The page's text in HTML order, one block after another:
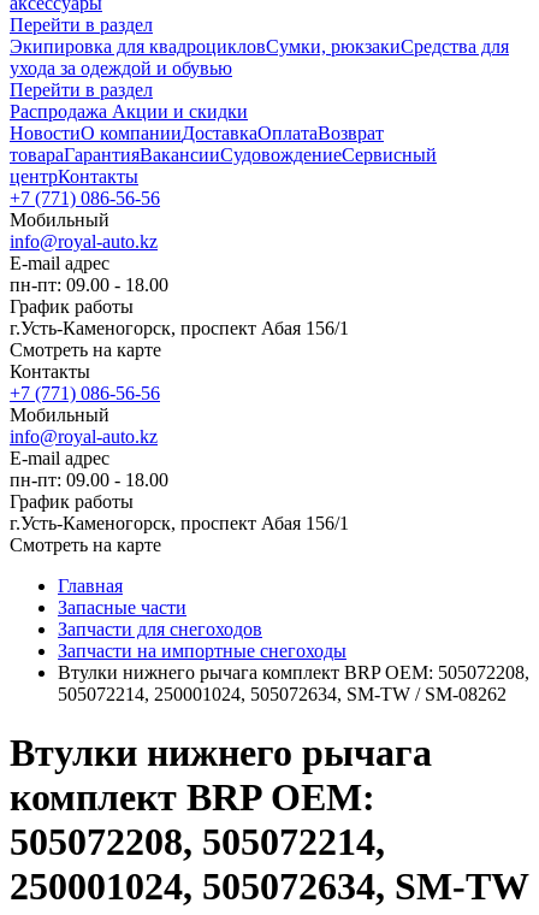
Перейти в раздел
Экипировка для квадроцикловСумки, рюкзакиСредства для
ухода за одеждой и обувью
Перейти в раздел
Распродажа Акции и скидки
НовостиО компанииДоставкаОплатаВозврат
товараГарантияВакансииСудовождениеСервисный
центрКонтакты
+7 (771) 086-56-56
Мобильный
info@royal-auto.kz
E-mail адрес
пн-пт: 09.00 - 18.00
График работы
г.Усть-Каменогорск, проспект Абая 156/1
Смотреть на карте
Контакты
+7 (771) 086-56-56
Мобильный
info@royal-auto.kz
E-mail адрес
пн-пт: 09.00 - 18.00
График работы
г.Усть-Каменогорск, проспект Абая 156/1
Смотреть на карте
Главная
Запасные части
Запчасти для снегоходов
Запчасти на импортные снегоходы
Втулки нижнего рычага комплект BRP OEM: 505072208,
505072214, 250001024, 505072634, SM-TW / SM-08262
Втулки нижнего рычага
комплект BRP OEM:
505072208, 505072214,
250001024, 505072634, SM-TW